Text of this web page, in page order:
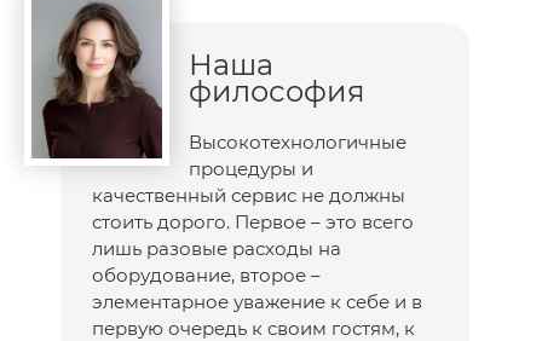
Наша
философия
Высокотехнологичные
процедуры и
качественный сервис не должны
стоить дорого. Первое – это всего
лишь разовые расходы на
оборудование, второе –
элементарное уважение к себе и в
первую очередь к своим гостям, к